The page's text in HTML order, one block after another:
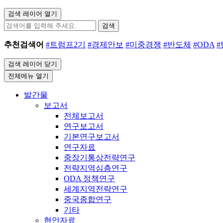
검색 레이어 열기
검색
추천검색어 #트럼프2기 #경제안보 #미중경쟁 #반도체 #ODA #
검색 레이어 닫기
전체메뉴 열기
발간물
보고서
전체보고서
연구보고서
기본연구보고서
연구자료
중장기통상전략연구
전략지역심층연구
ODA 정책연구
세계지역전략연구
중국종합연구
기타
현안자료